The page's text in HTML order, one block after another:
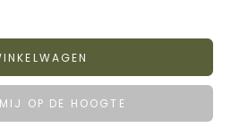
OP DE HOOGTE